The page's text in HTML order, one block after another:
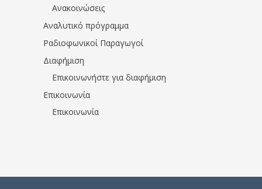
Ανακοινώσεις
Αναλυτικό πρόγραμμα
Ραδιοφωνικοί Παραγωγοί
Διαφήμιση
Επικοινωνήστε για διαφήμιση
Επικοινωνία
Επικοινωνία